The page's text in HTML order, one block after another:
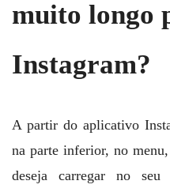
muito longo
Instagram?
A partir do aplicativo
na parte inferior, no
deseja carregar no